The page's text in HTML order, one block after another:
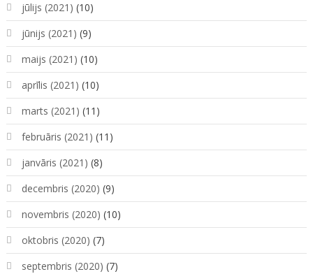
jūlijs (2021) (10)
jūnijs (2021) (9)
maijs (2021) (10)
aprīlis (2021) (10)
marts (2021) (11)
februāris (2021) (11)
janvāris (2021) (8)
decembris (2020) (9)
novembris (2020) (10)
oktobris (2020) (7)
septembris (2020) (7)